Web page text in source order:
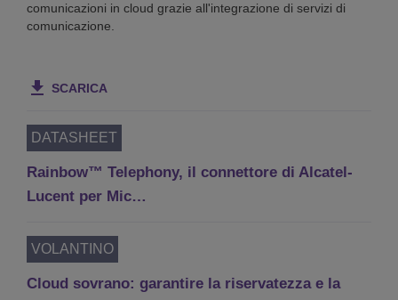
comunicazioni in cloud grazie all'integrazione di servizi di
comunicazione.
SCARICA
DATASHEET
Rainbow™ Telephony, il connettore di Alcatel-
Lucent per Mic…
VOLANTINO
Cloud sovrano: garantire la riservatezza e la